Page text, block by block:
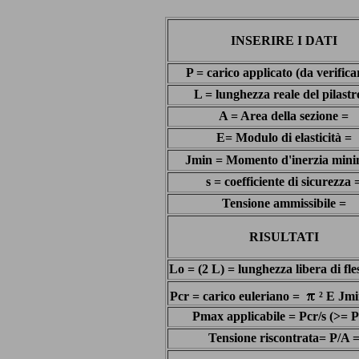
INSERIRE I DATI
P = carico applicato (da
L = lunghezza reale del
A = Area della sezione =
E= Modulo di elasticità =
Jmin = Momento d'inerzia
s = coefficiente di sicurezza
Tensione ammissibile =
RISULTATI
Lo = (2 L) = lunghezza libera di
Pcr = carico euleriano =
² E
Pmax applicabile = Pcr/s (>=
Tensione riscontrata= P/A =